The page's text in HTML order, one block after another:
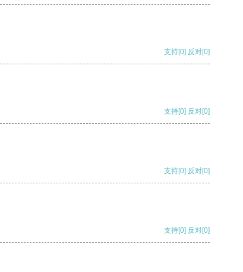
支持[0] 反对[0]
支持[0] 反对[0]
支持[0] 反对[0]
支持[0] 反对[0]